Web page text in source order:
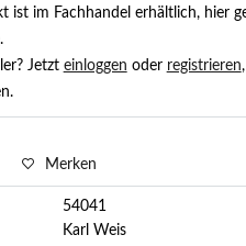
ist im Fachhandel erhältlich, hier
.
Jetzt einloggen oder registrieren
Merken
54041
Karl Weis